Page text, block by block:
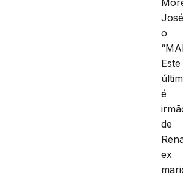
o
Este
é
de
ex